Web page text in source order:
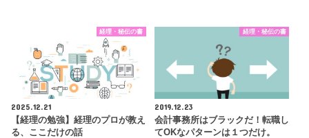
経理・秘伝の書
2025.12.21
【経理の勉強】経理のプロが教え
る、ここだけの話
経理・秘伝の書
2019.12.23
会計事務所はブラックだ！転職し
てOKなパターンは１つだけ。